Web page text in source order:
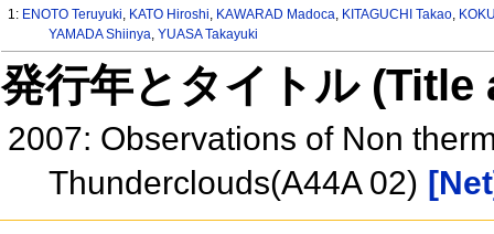
1: ENOTO Teruyuki, KATO Hiroshi, KAWARAD Madoca, KITAGUCHI Takao,
YAMADA Shiinya, YUASA Takayuki
発行年とタイトル
2007: Observations of Non
Thunderclouds(A44A 02)